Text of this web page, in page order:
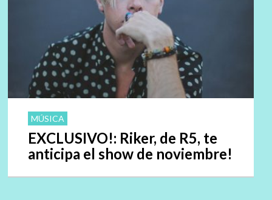
MÚSICA
EXCLUSIVO!: Riker, de R5, te
anticipa el show de noviembre!